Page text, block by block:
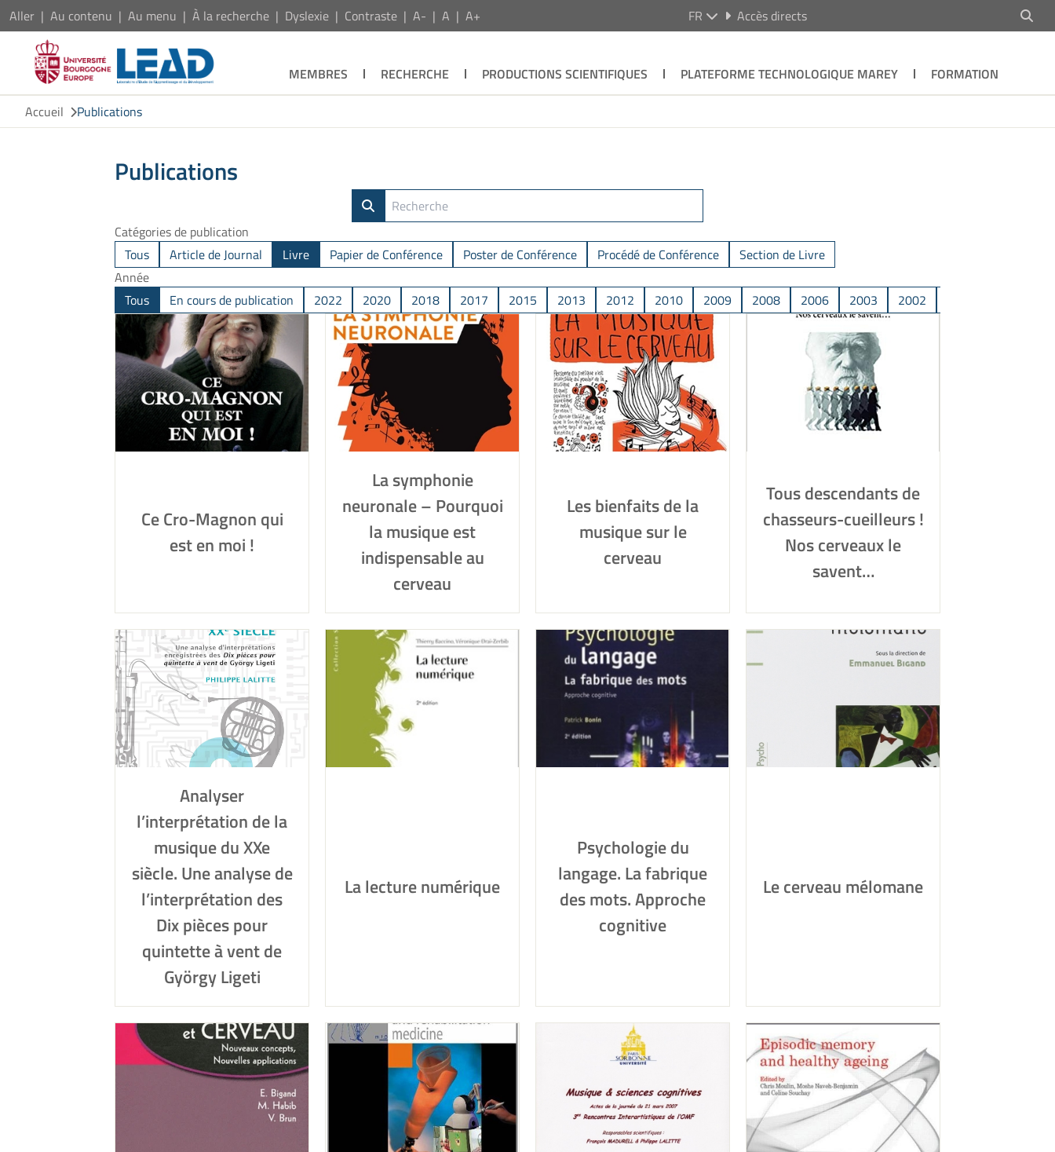
Aller Au contenu Au menu À la recherche Dyslexie Contraste A- A A+ FR Accès directs
MEMBRES RECHERCHE PRODUCTIONS SCIENTIFIQUES PLATEFORME TECHNOLOGIQUE MAREY
FORMATION
Accueil
Publications
Publications
Catégories de publication
Tous
Article de Journal Livre Papier de Conférence Poster de Conférence Procédé de Conférence
Section de Livre
Année
Tous
En cours de publication 2022 2020 2018 2017 2015 2013 2012 2010 2009 2008 2006 2003 2002
Ce Cro-Magnon qui
est en moi !
La symphonie
neuronale – Pourquoi
la musique est
indispensable au
cerveau
Les bienfaits de la
musique sur le
cerveau
Tous descendants de
chasseurs-cueilleurs !
Nos cerveaux le
savent…
Analyser
l’interprétation de la
musique du XXe
siècle. Une analyse de
l’interprétation des
Dix pièces pour
quintette à vent de
György Ligeti
La lecture numérique
Psychologie du
langage. La fabrique
des mots. Approche
cognitive
Le cerveau mélomane